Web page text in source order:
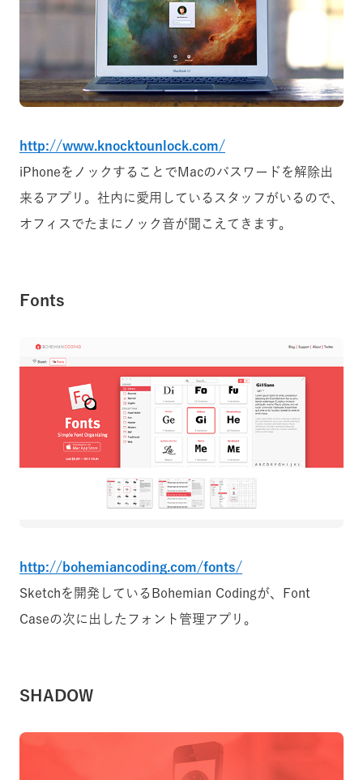
http://www.knocktounlock.com/
iPhoneをノックすることでMacのパスワードを解除出
来るアプリ。社内に愛用しているスタッフがいるので、
オフィスでたまにノック音が聞こえてきます。
Fonts
http://bohemiancoding.com/fonts/
Sketchを開発しているBohemian Codingが、Font
Caseの次に出したフォント管理アプリ。
SHADOW